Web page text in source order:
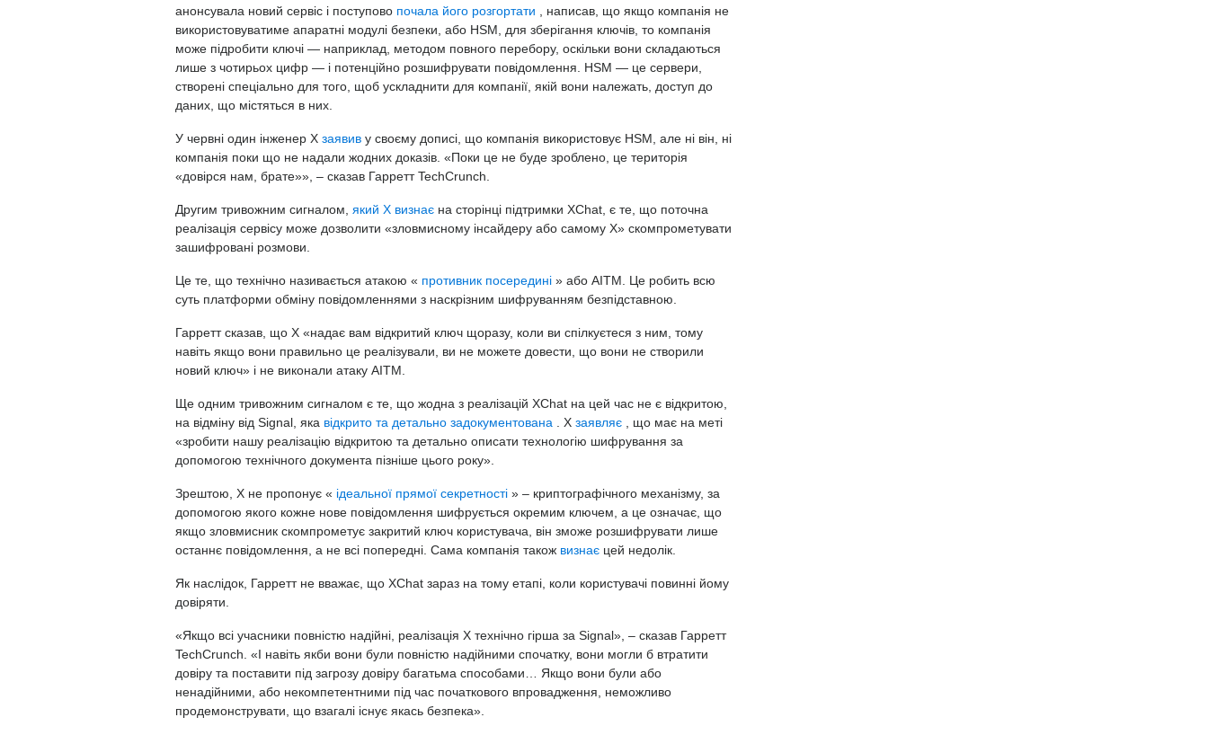
анонсувала новий сервіс і поступово почала його розгортати
, написав, що якщо компанія не
використовуватиме апаратні модулі безпеки, або HSM, для зберігання ключів, то компанія
може підробити ключі — наприклад, методом повного перебору, оскільки вони складаються
лише з чотирьох цифр — і потенційно розшифрувати повідомлення. HSM — це сервери,
створені спеціально для того, щоб ускладнити для компанії, якій вони належать, доступ до
даних, що містяться в них.
У червні один інженер X заявив у своєму дописі, що компанія використовує HSM, але ні він, ні
компанія поки що не надали жодних доказів. «Поки це не буде зроблено, це територія
«довірся нам, брате»», – сказав Гарретт TechCrunch.
Другим тривожним сигналом, який X визнає на сторінці підтримки XChat, є те, що поточна
реалізація сервісу може дозволити «зловмисному інсайдеру або самому X» скомпрометувати
зашифровані розмови.
Це те, що технічно називається атакою « противник посередині » або AITM. Це робить всю
суть платформи обміну повідомленнями з наскрізним шифруванням безпідставною.
Гарретт сказав, що X «надає вам відкритий ключ щоразу, коли ви спілкуєтеся з ним, тому
навіть якщо вони правильно це реалізували, ви не можете довести, що вони не створили
новий ключ» і не виконали атаку AITM.
Ще одним тривожним сигналом є те, що жодна з реалізацій XChat на цей час не є відкритою,
на відміну від Signal, яка відкрито та детально задокументована . X заявляє
, що має на меті
«зробити нашу реалізацію відкритою та детально описати технологію шифрування за
допомогою технічного документа пізніше цього року».
Зрештою, X не пропонує « ідеальної прямої секретності » – криптографічного механізму, за
допомогою якого кожне нове повідомлення шифрується окремим ключем, а це означає, що
якщо зловмисник скомпрометує закритий ключ користувача, він зможе розшифрувати лише
останнє повідомлення, а не всі попередні. Сама компанія також визнає цей недолік.
Як наслідок, Гарретт не вважає, що XChat зараз на тому етапі, коли користувачі повинні йому
довіряти.
«Якщо всі учасники повністю надійні, реалізація X технічно гірша за Signal», – сказав Гарретт
TechCrunch. «І навіть якби вони були повністю надійними спочатку, вони могли б втратити
довіру та поставити під загрозу довіру багатьма способами… Якщо вони були або
ненадійними, або некомпетентними під час початкового впровадження, неможливо
продемонструвати, що взагалі існує якась безпека».